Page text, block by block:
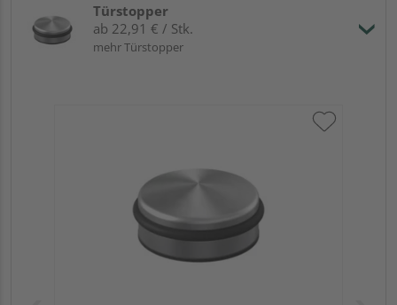
Türstopper
ab 22,91 € / Stk.
mehr Türstopper